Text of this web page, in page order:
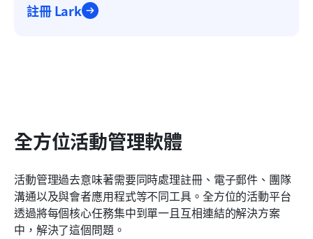
註冊 Lark
全方位活動管理軟體
活動管理過去意味著需要同時處理註冊、電子郵件、團隊
溝通以及與會者應用程式等不同工具。全方位的活動平台
透過將每個核心任務集中到單一且互相連結的解決方案
中，解決了這個問題。